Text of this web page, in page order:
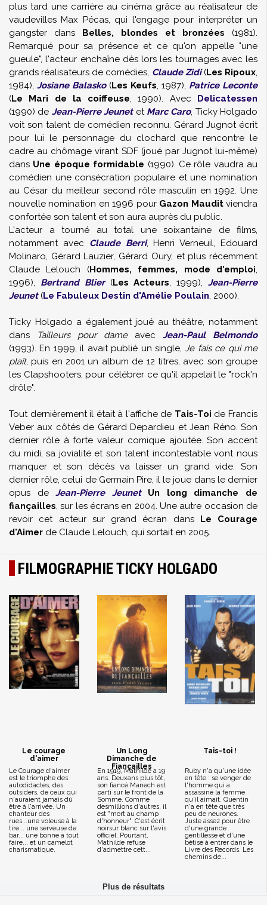
plus tard une carrière au cinéma grâce au réalisateur de
vaudevilles Max Pécas, qui l'engage pour interpréter un
gangster dans Belles, blondes et bronzées (1981).
Remarqué pour sa présence et ce qu'on appelle "une
gueule", l'acteur enchaîne dès lors les tournages avec les
grands réalisateurs de comédies, Claude Zidi(Les Ripoux,
1984), Josiane Balasko(Les Keufs, 1987), Patrice Leconte
(Le Mari de la coiffeuse, 1990). Avec Delicatessen
(1990) de Jean-Pierre Jeunetet Marc Caro, Ticky Holgado
voit son talent de comédien reconnu. Gérard Jugnot écrit
pour lui le personnage du clochard que rencontre le
cadre au chômage virant SDF (joué par Jugnot lui-même)
dans Une époque formidable (1990). Ce rôle vaudra au
comédien une consécration populaire et une nomination
au César du meilleur second rôle masculin en 1992. Une
nouvelle nomination en 1996 pour Gazon Mauditviendra
confortée son talent et son aura auprès du public.
L'acteur a tourné au total une soixantaine de films,
notamment avec Claude Berri, Henri Verneuil, Edouard
Molinaro, Gérard Lauzier, Gérard Oury, et plus récemment
Claude Lelouch (Hommes, femmes, mode d'emploi,
1996), Bertrand Blier(Les Acteurs, 1999),Jean-Pierre
Jeunet(Le Fabuleux Destin d'Amélie Poulain, 2000).
Ticky Holgado a également joué au théâtre, notamment
dans
Tailleurs pour dameavec Jean-Paul Belmondo
(1993). En 1999, il avait publié un single,Je fais ce qui me
plaît, puis en 2001 un album de 12 titres, avec son groupe
les Clapshooters, pour célébrer ce qu'il appelait le "rock'n
drôle".
Tout dernièrement il était à l'affiche de Tais-Toi de Francis
Veber aux côtés de Gérard Depardieu et Jean Réno. Son
dernier rôle à forte valeur comique ajoutée. Son accent
du midi, sa jovialité et son talent incontestable vont nous
manquer et son décès va laisser un grand vide. Son
dernier rôle, celui de Germain Pire, il le joue dans le dernier
opus deJean-Pierre Jeunet
Un long dimanche de
fiançailles, sur les écrans en 2004. Une autre occasion de
revoir cet acteur sur grand écran dans Le Courage
d'Aimer de Claude Lelouch, qui sortait en 2005.
FILMOGRAPHIE TICKY HOLGADO
Le courage
d'aimer
Le Courage d'aimer
est le triomphe des
autodidactes, des
outsiders, de ceux qui
n'auraient jamais dû
être à l'arrivée. Un
chanteur des
rues...une voleuse à la
tire... une serveuse de
bar... une bonne à tout
faire... et un camelot
charismatique.
Un Long
Dimanche de
Fiançailles
En 1919, Mathilde a 19
ans. Deuxans plus tôt,
son fiancé Manech est
parti sur le front de la
Somme. Comme
desmillions d'autres, il
est "mort au champ
d'honneur". C'est écrit
noirsur blanc sur l'avis
officiel. Pourtant,
Mathilde refuse
d'admettre cett...
Tais-toi !
Ruby n'a qu'une idée
en tête : se venger de
l'homme qui a
assassiné la femme
qu'il aimait. Quentin
n'a en tête que très
peu de neurones.
Juste assez pour être
d'une grande
gentillesse et d'une
bêtise à entrer dans le
Livre des Records. Les
chemins de...